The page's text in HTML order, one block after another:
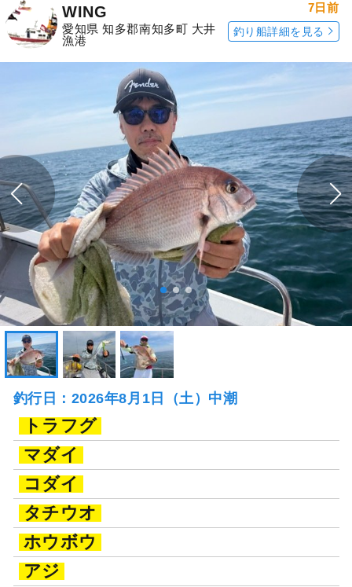
WING
愛知県 知多郡南知多町 大井
漁港
7日前
釣り船詳細を見る
釣行日：2026年8月1日（土）中潮
トラフグ
マダイ
コダイ
タチウオ
ホウボウ
アジ